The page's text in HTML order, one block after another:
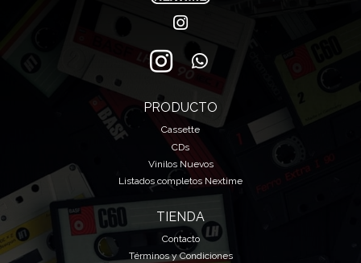
PRODUCTO
Cassette
CDs
Vinilos Nuevos
Listados completos Nextime
TIENDA
Contacto
Términos y Condiciones